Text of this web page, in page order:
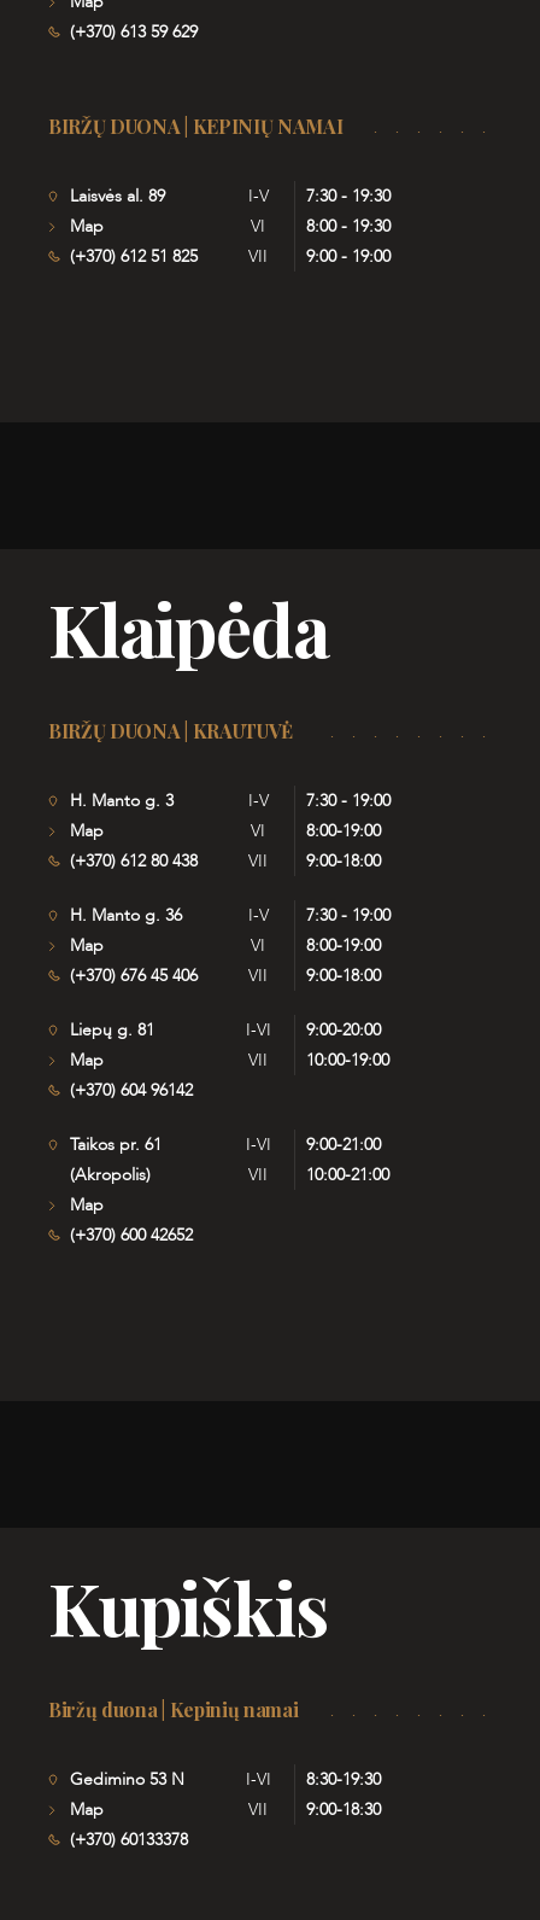
(+370) 613 59 629
BIRŽŲ DUONA | KEPINIŲ NAMAI
Laisvės al. 89
Map
(+370) 612 51 825
I-V
7:30 - 19:30
VI
8:00 - 19:30
VII
9:00 - 19:00
Klaipėda
BIRŽŲ DUONA | KRAUTUVĖ
H. Manto g. 3
Map
(+370) 612 80 438
I-V
7:30 - 19:00
VI
8:00-19:00
VII
9:00-18:00
H. Manto g. 36
Map
(+370) 676 45 406
I-V
7:30 - 19:00
VI
8:00-19:00
VII
9:00-18:00
Liepų g. 81
Map
(+370) 604 96142
I-VI
9:00-20:00
VII
10:00-19:00
Taikos pr. 61
(Akropolis)
Map
(+370) 600 42652
I-VI
9:00-21:00
VII
10:00-21:00
Kupiškis
Biržų duona | Kepinių namai
Gedimino 53 N
Map
(+370) 60133378
I-VI
8:30-19:30
VII
9:00-18:30